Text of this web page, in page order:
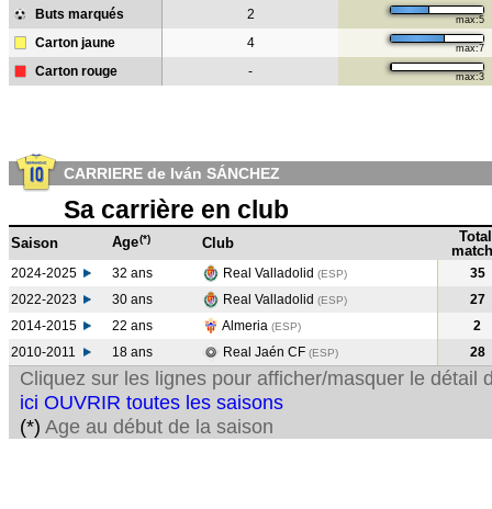
Buts marqués 2 max:5
Carton jaune 4 max:7
Carton rouge - max:3
CARRIERE de Iván SÁNCHEZ
Sa carrière en club
Saison Age(*) Club
Total
2024-2025 32 ans Real Valladolid (ESP)
35
2022-2023
30 ans Real Valladolid (ESP)
27
2014-2015
22 ans Almeria (ESP)
2
2010-2011
18 ans Real Jaén CF (ESP) 28
Cliquez sur les lignes pour afficher/masquer le détail
ici OUVRIR toutes les saisons
(*) Age au début de la saison